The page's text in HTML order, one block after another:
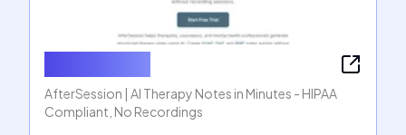
AfterSession | AI Therapy Notes in Minutes - HIPAA
Compliant, No Recordings